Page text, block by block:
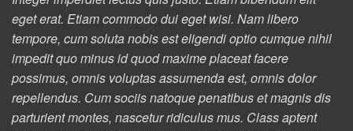
eget erat. Etiam commodo dui eget wisi. Nam libero
tempore, cum soluta nobis est eligendi optio cumque nihil
impedit quo minus id quod maxime placeat facere
possimus, omnis voluptas assumenda est, omnis dolor
repellendus. Cum sociis natoque penatibus et magnis dis
parturient montes, nascetur ridiculus mus. Class aptent